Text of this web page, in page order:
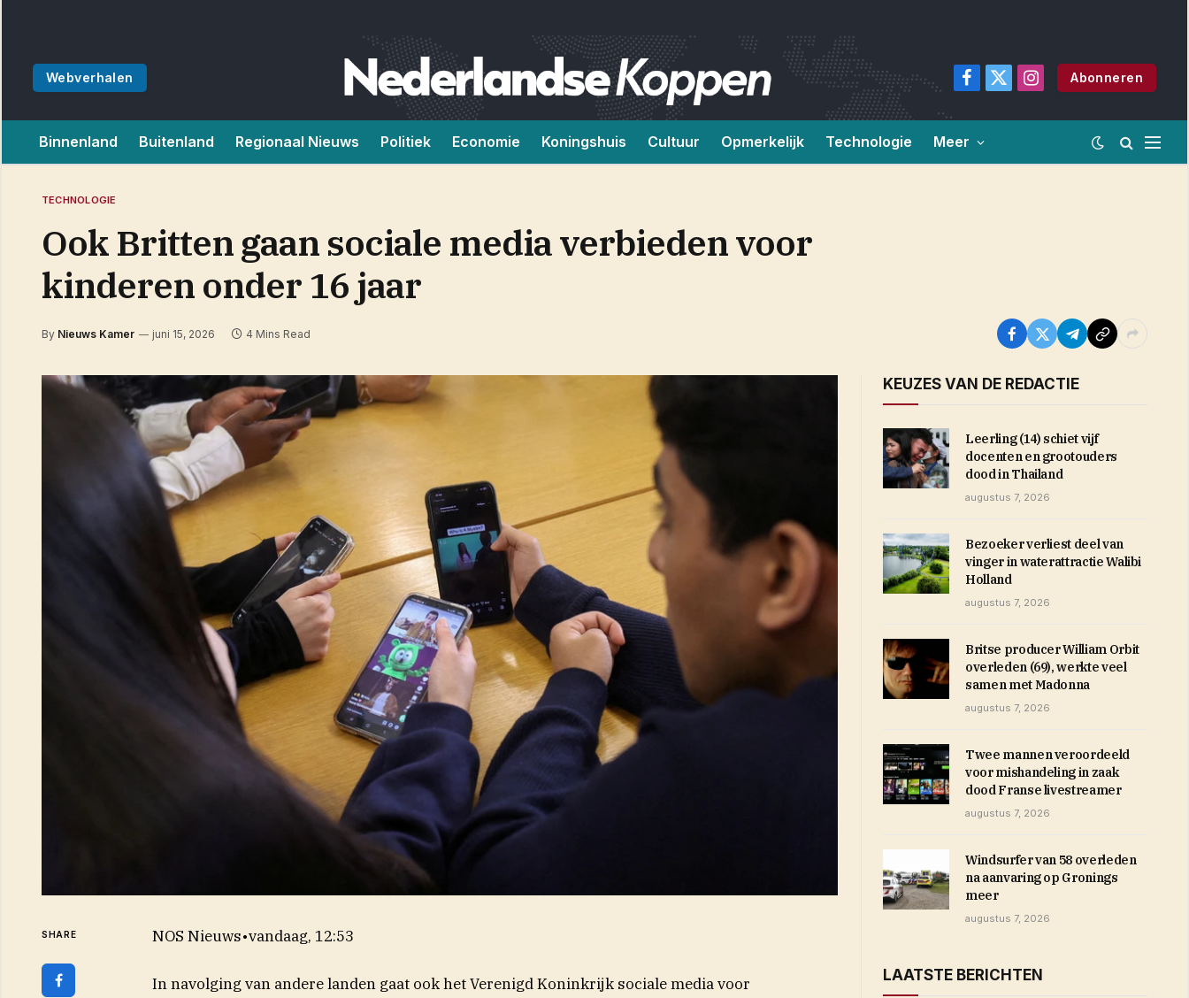
Webverhalen
Facebook
X
Instagram
Abonneren
Binnenland Buitenland Regionaal Nieuws Politiek Economie Koningshuis Cultuur Opmerkelijk Technologie Meer
TECHNOLOGIE
Ook Britten gaan sociale media verbieden voor
kinderen onder 16 jaar
By Nieuws Kamer juni 15, 2026 4 Mins Read
SHARE NOS Nieuws•vandaag, 12:53
In navolging van andere landen gaat ook het Verenigd Koninkrijk sociale media voor
KEUZES VAN DE REDACTIE
Leerling (14) schiet vijf
docenten en grootouders
dood in Thailand
augustus 7, 2026
Bezoeker verliest deel van
vinger in waterattractie Walibi
Holland
augustus 7, 2026
Britse producer William Orbit
overleden (69), werkte veel
samen met Madonna
augustus 7, 2026
Twee mannen veroordeeld
voor mishandeling in zaak
dood Franse livestreamer
augustus 7, 2026
Windsurfer van 58 overleden
na aanvaring op Gronings
meer
augustus 7, 2026
LAATSTE BERICHTEN